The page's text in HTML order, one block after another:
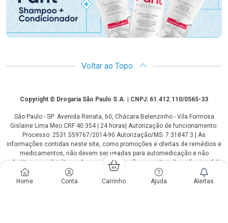
Home Conta Carrinho Ajuda Alertas
Voltar ao Topo
CopyrightCopyright © Drogaria São Paulo S.A. | CNPJ: 61.412.110/0565-33
São Paulo - SP: Avenida Renata, 60, Chácara Belenzinho - Vila Formosa
Gislaine Lima Meo CRF 40.354 | 24 horas| Autorização de funcionamento:
Processo: 2531.559767/2014-90 Autorização/MS: 7.31847.3 | As
informações contidas neste site, como promoções e ofertas de remédios e
medicamentos, não devem ser usadas para automedicação e não
substituem, em hipótese alguma, a medicação prescrita pelo profissional da
área médica. Somente o médico está em condições de diagnosticar
qualquer problema de saúde e prescrever o tratamento adequado. Os